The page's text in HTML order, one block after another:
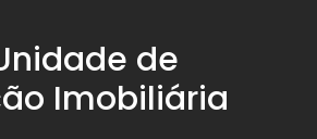
de
Imobiliária